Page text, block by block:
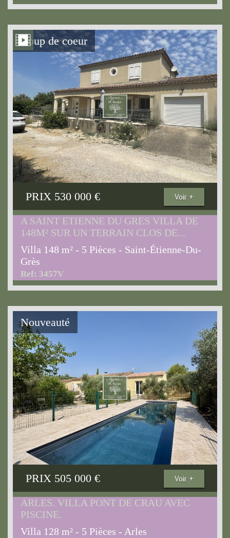
Coup de coeur
PRIX 530 000 € Voir +
A SAINT ETIENNE DU GRES VILLA DE
148M² SUR UN TERRAIN CLOS DE...
Villa 148 m² - 5 Pièces - Saint-Étienne-Du-
Grès
Ref: 3457V
Nouveauté
PRIX 505 000 € Voir +
ARLES. VILLA PONT DE CRAU AVEC
PISCINE.
Villa 128 m² - 5 Pièces - Arles